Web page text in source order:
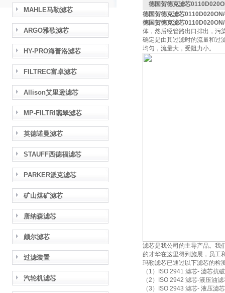
MAHLE马勒滤芯
ARGO雅歌滤芯
HY-PRO海普洛滤芯
FILTREC富卓滤芯
Allison艾里逊滤芯
MP-FILTRI翡翠滤芯
英德诺曼滤芯
STAUFF西德福滤芯
PARKER派克滤芯
矿山煤矿滤芯
唐纳森滤芯
颇尔滤芯
过滤装置
汽轮机滤芯
德国贺德克滤芯
德国贺德克滤芯
德国贺德克滤芯
体，然后经管路出口排出，污
确定是由其过滤时的流量和过
均匀，流量大，受阻力小。
滤芯是我公司的主导产品。我
的才华在这里得到施展，员工
玛勒滤芯已通过以下滤芯的检
（1）ISO 2941 滤芯- 滤芯抗
（2）ISO 2942 滤芯-液压油
（3）ISO 2943 滤芯- 液压滤